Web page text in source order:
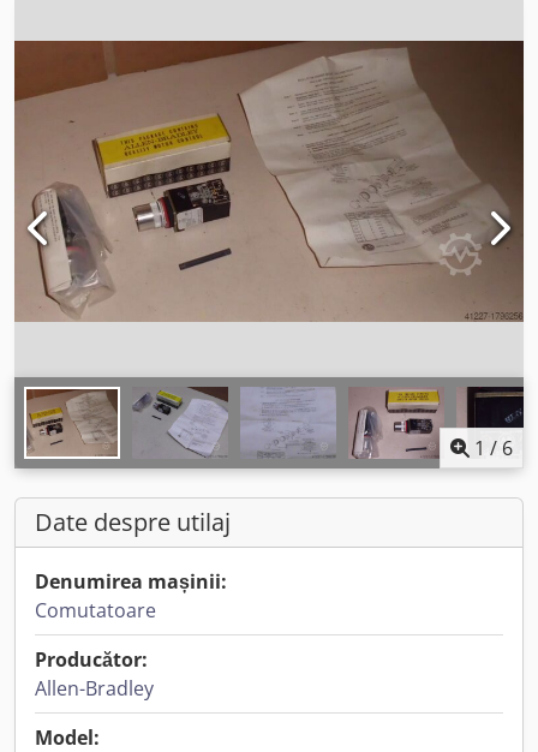
1 / 6
Date despre utilaj
Denumirea mașinii:
Comutatoare
Producător:
Allen-Bradley
Model: